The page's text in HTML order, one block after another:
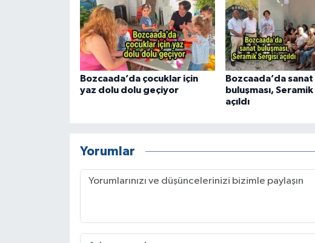
Bozcaada’da çocuklar için
yaz dolu dolu geçiyor
Bozcaada’da sanat
buluşması,
açıldı
Yorumlar